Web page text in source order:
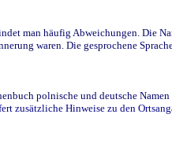
man häufig Abweichungen. Die
waren. Die gesprochene
polnische und deutsche
zusätzliche Hinweise zu den